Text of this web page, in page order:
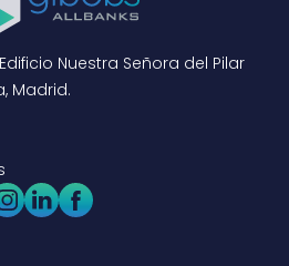
Nuestra Señora del Pilar
Madrid.